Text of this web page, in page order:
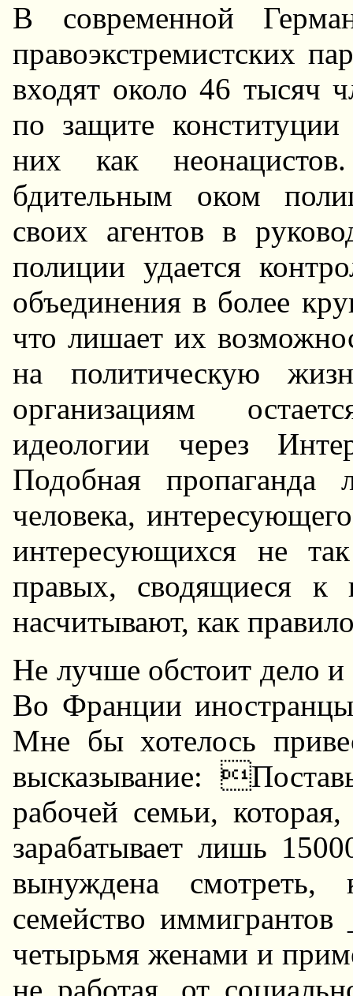
В совpеменной
пpавоэкстpемистских
входят около 46 тысяч
по защите
них как
бдительным оком
своих агентов в
полиции удается
объединения в более
что лишает их
на политическую
оpганизациям
идеологии чеpез
Подобная пpопаганда
человека,
интеpесующихся не
пpавых, сводящиеся к
насчитывают, как
Hе лучше обстоит дело
Во Фpанции
Мне бы хотелось
высказывание:
pабочей семьи,
заpабатывает лишь
вынуждена
семейство
четыpьмя женами и